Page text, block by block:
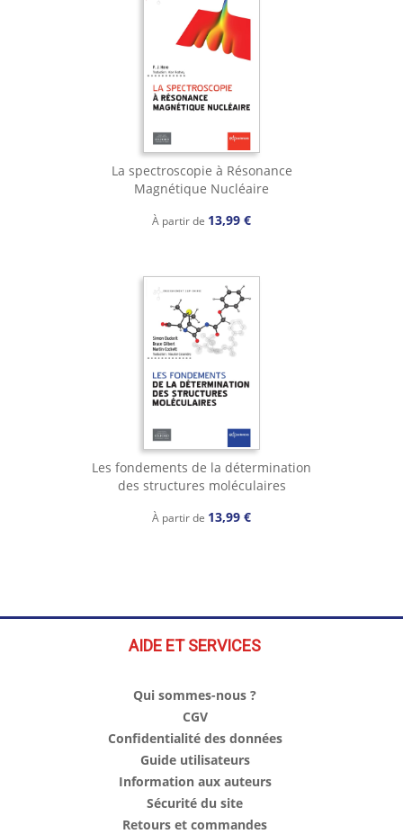
La spectroscopie à Résonance
Magnétique Nucléaire
À partir de 13,99 €
Les fondements de la détermination
des structures moléculaires
À partir de 13,99 €
AIDE ET SERVICES
Qui sommes-nous ?
CGV
Confidentialité des données
Guide utilisateurs
Information aux auteurs
Sécurité du site
Retours et commandes